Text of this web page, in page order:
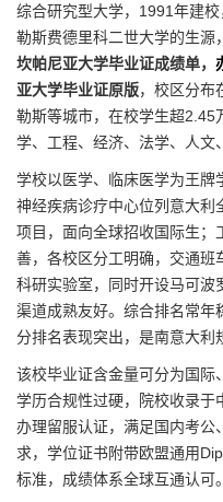
综合研究型大学，1991年建
勒斯费德里科二世大学的生源
坎帕尼亚大学毕业证成绩单，
亚大学毕业证原版，校区分布
勒斯等城市，在校学生超2.45
学、工程、经济、法学、人文
学校以医学、临床医学为王牌
神经疾病诊疗中心位列意大利
项目，面向全球招收国际生；
善，各校区分工明确，交通班
科研实验室，同时开设马可波
渠道成熟友好。综合排名常年
分排名表现突出，是南意大利
该校毕业证含金量可分为国际
学历合规性过硬，院校收录于
办理留服认证，满足国内考公
求，学位证书附带欧盟通用
标准，成绩体系全球互通认可。